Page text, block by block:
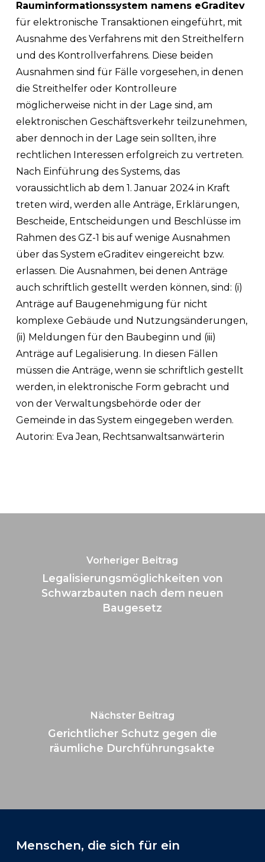
Rauminformationssystem namens eGraditev
für elektronische Transaktionen eingeführt, mit
Ausnahme des Verfahrens mit den Streithelfern
und des Kontrollverfahrens. Diese beiden
Ausnahmen sind für Fälle vorgesehen, in denen
die Streithelfer oder Kontrolleure
möglicherweise nicht in der Lage sind, am
elektronischen Geschäftsverkehr teilzunehmen,
aber dennoch in der Lage sein sollten, ihre
rechtlichen Interessen erfolgreich zu vertreten.
Nach Einführung des Systems, das
voraussichtlich ab dem 1. Januar 2024 in Kraft
treten wird, werden alle Anträge, Erklärungen,
Bescheide, Entscheidungen und Beschlüsse im
Rahmen des GZ-1 bis auf wenige Ausnahmen
über das System eGraditev eingereicht bzw.
erlassen. Die Ausnahmen, bei denen Anträge
auch schriftlich gestellt werden können, sind: (i)
Anträge auf Baugenehmigung für nicht
komplexe Gebäude und Nutzungsänderungen,
(ii) Meldungen für den Baubeginn und (iii)
Anträge auf Legalisierung. In diesen Fällen
müssen die Anträge, wenn sie schriftlich gestellt
werden, in elektronische Form gebracht und
von der Verwaltungsbehörde oder der
Gemeinde in das System eingegeben werden.
Autorin: Eva Jean, Rechtsanwaltsanwärterin
Vorheriger Beitrag
Legalisierungsmöglichkeiten von
Schwarzbauten nach dem neuen
Baugesetz
Nächster Beitrag
Gerichtlicher Schutz gegen die
räumliche Durchführungsakte
Menschen, die sich für ein